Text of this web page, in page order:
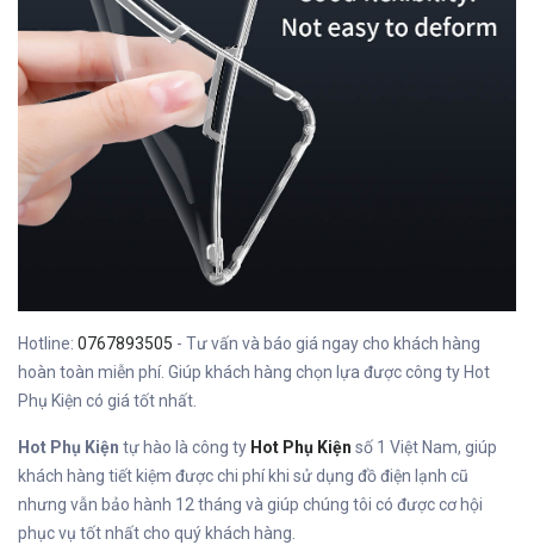
Hotline: 0767893505 - Tư vấn và báo giá ngay cho khách hàng
hoàn toàn miễn phí. Giúp khách hàng chọn lựa được công ty Hot
Phụ Kiện có giá tốt nhất.
Hot Phụ Kiện tự hào là công ty Hot Phụ Kiện số 1 Việt Nam, giúp
khách hàng tiết kiệm được chi phí khi sử dụng đồ điện lạnh cũ
nhưng vẫn bảo hành 12 tháng và giúp chúng tôi có được cơ hội
phục vụ tốt nhất cho quý khách hàng.